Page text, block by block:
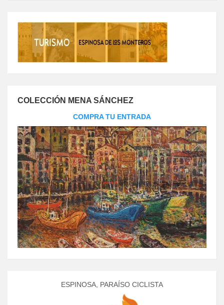
COLECCIÓN MENA SÁNCHEZ
COMPRA TU ENTRADA
ESPINOSA, PARAÍSO CICLISTA